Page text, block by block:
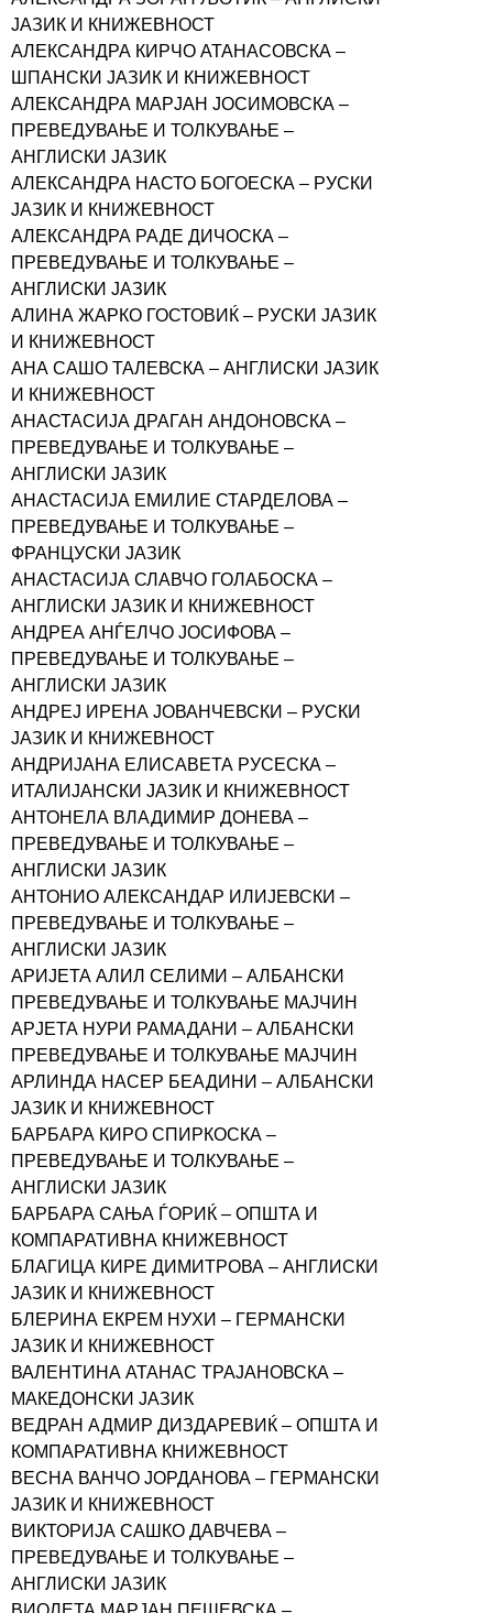
ЈАЗИК И КНИЖЕВНОСТ
АЛЕКСАНДРА КИРЧО АТАНАСОВСКА –
ШПАНСКИ ЈАЗИК И КНИЖЕВНОСТ
АЛЕКСАНДРА МАРЈАН ЈОСИМОВСКА –
ПРЕВЕДУВАЊЕ И ТОЛКУВАЊЕ –
АНГЛИСКИ ЈАЗИК
АЛЕКСАНДРА НАСТО БОГОЕСКА – РУСКИ
ЈАЗИК И КНИЖЕВНОСТ
АЛЕКСАНДРА РАДЕ ДИЧОСКА –
ПРЕВЕДУВАЊЕ И ТОЛКУВАЊЕ –
АНГЛИСКИ ЈАЗИК
АЛИНА ЖАРКО ГОСТОВИЌ – РУСКИ ЈАЗИК
И КНИЖЕВНОСТ
АНА САШО ТАЛЕВСКА – АНГЛИСКИ ЈАЗИК
И КНИЖЕВНОСТ
АНАСТАСИЈА ДРАГАН АНДОНОВСКА –
ПРЕВЕДУВАЊЕ И ТОЛКУВАЊЕ –
АНГЛИСКИ ЈАЗИК
АНАСТАСИЈА ЕМИЛИЕ СТАРДЕЛОВА –
ПРЕВЕДУВАЊЕ И ТОЛКУВАЊЕ –
ФРАНЦУСКИ ЈАЗИК
АНАСТАСИЈА СЛАВЧО ГОЛАБОСКА –
АНГЛИСКИ ЈАЗИК И КНИЖЕВНОСТ
АНДРЕА АНЃЕЛЧО ЈОСИФОВА –
ПРЕВЕДУВАЊЕ И ТОЛКУВАЊЕ –
АНГЛИСКИ ЈАЗИК
АНДРЕЈ ИРЕНА ЈОВАНЧЕВСКИ – РУСКИ
ЈАЗИК И КНИЖЕВНОСТ
АНДРИЈАНА ЕЛИСАВЕТА РУСЕСКА –
ИТАЛИЈАНСКИ ЈАЗИК И КНИЖЕВНОСТ
АНТОНЕЛА ВЛАДИМИР ДОНЕВА –
ПРЕВЕДУВАЊЕ И ТОЛКУВАЊЕ –
АНГЛИСКИ ЈАЗИК
АНТОНИО АЛЕКСАНДАР ИЛИЈЕВСКИ –
ПРЕВЕДУВАЊЕ И ТОЛКУВАЊЕ –
АНГЛИСКИ ЈАЗИК
АРИЈЕТА АЛИЛ СЕЛИМИ – АЛБАНСКИ
ПРЕВЕДУВАЊЕ И ТОЛКУВАЊЕ МАЈЧИН
АРЈЕТА НУРИ РАМАДАНИ – АЛБАНСКИ
ПРЕВЕДУВАЊЕ И ТОЛКУВАЊЕ МАЈЧИН
АРЛИНДА НАСЕР БЕАДИНИ – АЛБАНСКИ
ЈАЗИК И КНИЖЕВНОСТ
БАРБАРА КИРО СПИРКОСКА –
ПРЕВЕДУВАЊЕ И ТОЛКУВАЊЕ –
АНГЛИСКИ ЈАЗИК
БАРБАРА САЊА ЃОРИЌ – ОПШТА И
КОМПАРАТИВНА КНИЖЕВНОСТ
БЛАГИЦА КИРЕ ДИМИТРОВА – АНГЛИСКИ
ЈАЗИК И КНИЖЕВНОСТ
БЛЕРИНА ЕКРЕМ НУХИ – ГЕРМАНСКИ
ЈАЗИК И КНИЖЕВНОСТ
ВАЛЕНТИНА АТАНАС ТРАЈАНОВСКА –
МАКЕДОНСКИ ЈАЗИК
ВЕДРАН АДМИР ДИЗДАРЕВИЌ – ОПШТА И
КОМПАРАТИВНА КНИЖЕВНОСТ
ВЕСНА ВАНЧО ЈОРДАНОВА – ГЕРМАНСКИ
ЈАЗИК И КНИЖЕВНОСТ
ВИКТОРИЈА САШКО ДАВЧЕВА –
ПРЕВЕДУВАЊЕ И ТОЛКУВАЊЕ –
АНГЛИСКИ ЈАЗИК